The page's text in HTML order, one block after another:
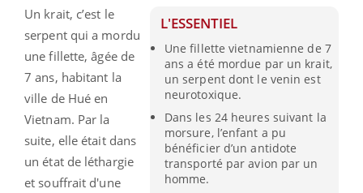
L'ESSENTIEL
Une fillette vietnamienne de 7
ans a été mordue par un krait,
un serpent dont le venin est
neurotoxique.
Dans les 24 heures suivant la
morsure, l’enfant a pu
bénéficier d’un antidote
transporté par avion par un
homme.
Un krait, c’est le
serpent qui a mordu
une fillette, âgée de
7 ans, habitant la
ville de Hué en
Vietnam. Par la
suite, elle était dans
un état de léthargie
et souffrait d'une